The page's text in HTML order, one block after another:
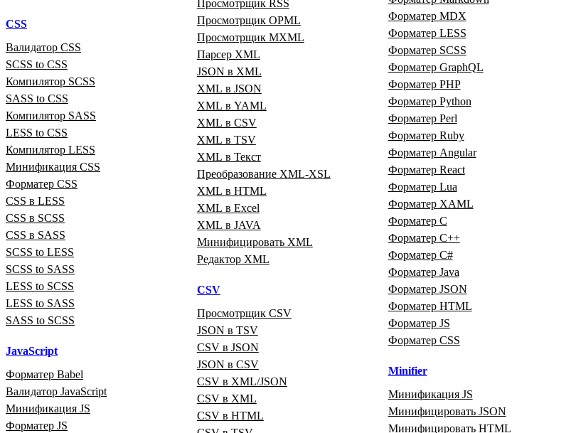
CSS
Валидатор CSS
SCSS to CSS
Компилятор SCSS
SASS to CSS
Компилятор SASS
LESS to CSS
Компилятор LESS
Минификация CSS
Форматер CSS
CSS в LESS
CSS в SCSS
CSS в SASS
SCSS to LESS
SCSS to SASS
LESS to SCSS
LESS to SASS
SASS to SCSS
JavaScript
Форматер Babel
Валидатор JavaScript
Минификация JS
Форматер JS
Просмотрщик RSS
Просмотрщик OPML
Просмотрщик MXML
Парсер XML
JSON в XML
XML в JSON
XML в YAML
XML в CSV
XML в TSV
XML в Текст
Преобразование XML‑XSL
XML в HTML
XML в Excel
XML в JAVA
Минифицировать XML
Редактор XML
CSV
Просмотрщик CSV
JSON в TSV
CSV в JSON
JSON в CSV
CSV в XML/JSON
CSV в XML
CSV в HTML
Форматер MDX
Форматер LESS
Форматер SCSS
Форматер GraphQL
Форматер PHP
Форматер Python
Форматер Perl
Форматер Ruby
Форматер Angular
Форматер React
Форматер Lua
Форматер XAML
Форматер C
Форматер C++
Форматер C#
Форматер Java
Форматер JSON
Форматер HTML
Форматер JS
Форматер CSS
Minifier
Минификация JS
Минифицировать JSON
Минифицировать HTML